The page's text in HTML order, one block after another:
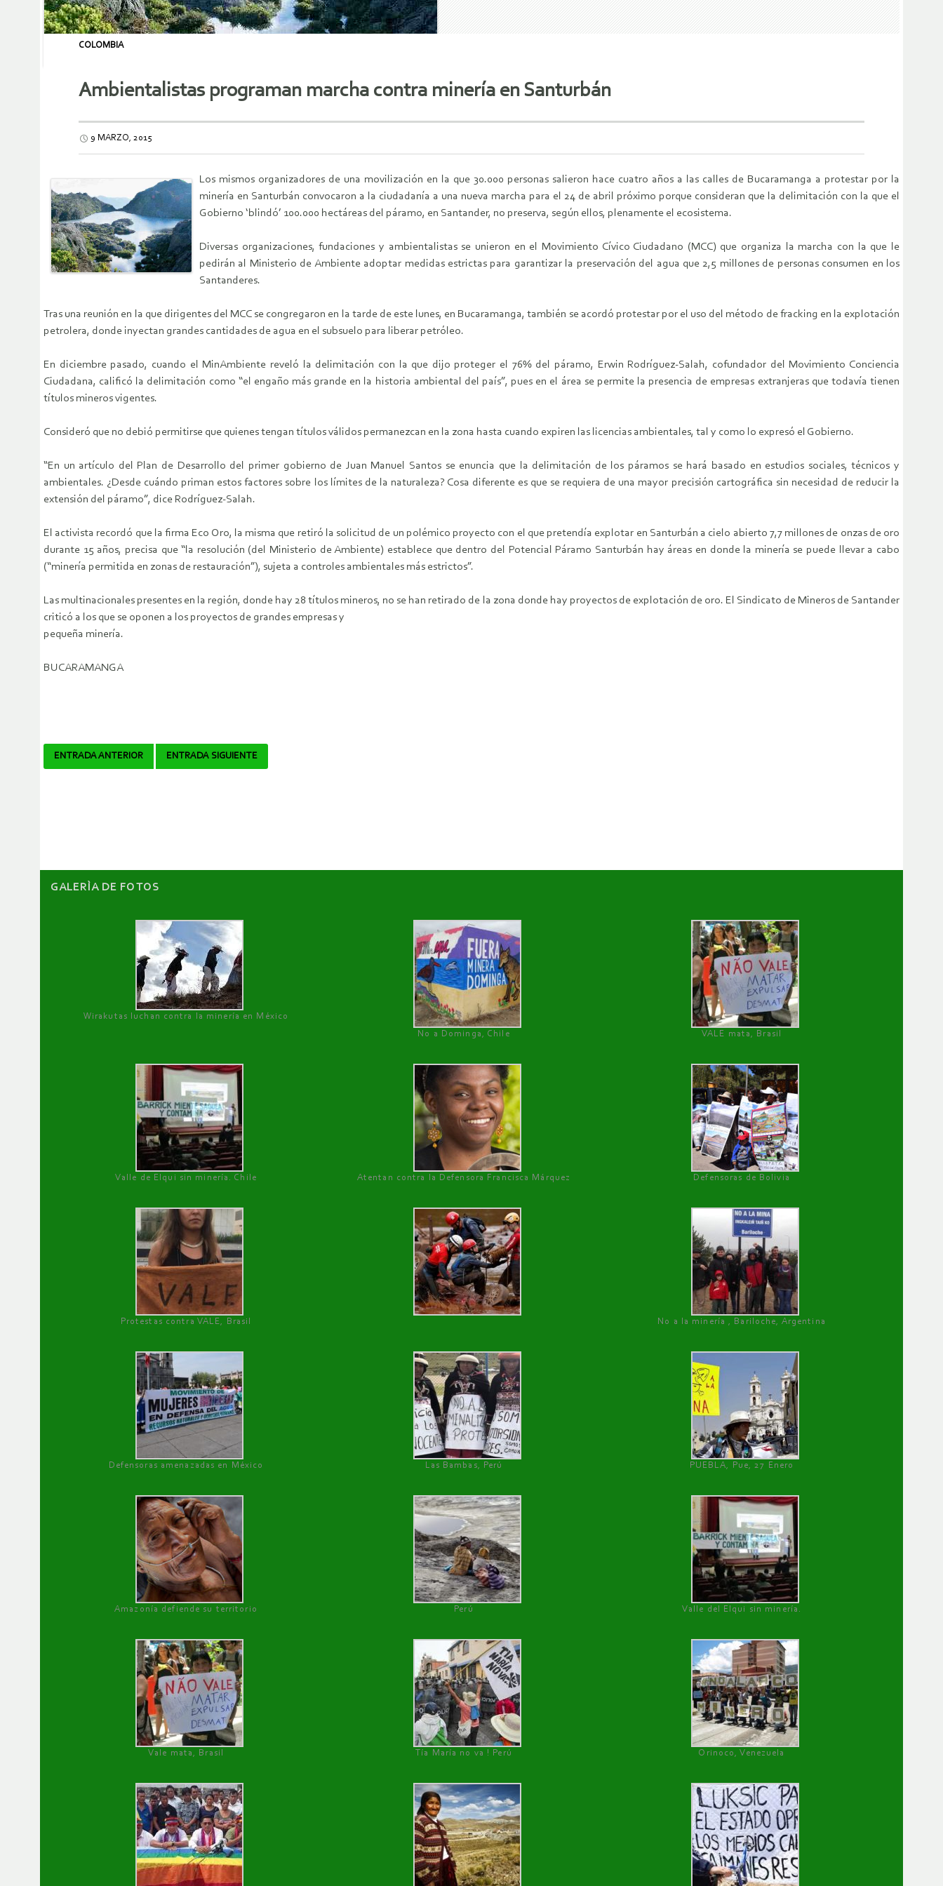
COLOMBIA
Ambientalistas programan marcha contra minería en Santurbán
9 MARZO, 2015
Los mismos organizadores de una movilización en la que 30.000 personas salieron hace cuatro años a las calles de Bucaramanga a protestar por la
minería en Santurbán convocaron a la ciudadanía a una nueva marcha para el 24 de abril próximo porque consideran que la delimitación con la que el
Gobierno ‘blindó’ 100.000 hectáreas del páramo, en Santander, no preserva, según ellos, plenamente el ecosistema.
Diversas organizaciones, fundaciones y ambientalistas se unieron en el Movimiento Cívico Ciudadano (MCC) que organiza la marcha con la que le
pedirán al Ministerio de Ambiente adoptar medidas estrictas para garantizar la preservación del agua que 2,5 millones de personas consumen en los
Santanderes.
Tras una reunión en la que dirigentes del MCC se congregaron en la tarde de este lunes, en Bucaramanga, también se acordó protestar por el uso del método de fracking en la explotación
petrolera, donde inyectan grandes cantidades de agua en el subsuelo para liberar petróleo.
En diciembre pasado, cuando el MinAmbiente reveló la delimitación con la que dijo proteger el 76% del páramo, Erwin Rodríguez-Salah, cofundador del Movimiento Conciencia
Ciudadana, calificó la delimitación como “el engaño más grande en la historia ambiental del país”, pues en el área se permite la presencia de empresas extranjeras que todavía tienen
títulos mineros vigentes.
Consideró que no debió permitirse que quienes tengan títulos válidos permanezcan en la zona hasta cuando expiren las licencias ambientales, tal y como lo expresó el Gobierno.
“En un artículo del Plan de Desarrollo del primer gobierno de Juan Manuel Santos se enuncia que la delimitación de los páramos se hará basado en estudios sociales, técnicos y
ambientales. ¿Desde cuándo priman estos factores sobre los límites de la naturaleza? Cosa diferente es que se requiera de una mayor precisión cartográfica sin necesidad de reducir la
extensión del páramo”, dice Rodríguez-Salah.
El activista recordó que la firma Eco Oro, la misma que retiró la solicitud de un polémico proyecto con el que pretendía explotar en Santurbán a cielo abierto 7,7 millones de onzas de oro
durante 15 años, precisa que “la resolución (del Ministerio de Ambiente) establece que dentro del Potencial Páramo Santurbán hay áreas en donde la minería se puede llevar a cabo
(“minería permitida en zonas de restauración”), sujeta a controles ambientales más estrictos”.
Las multinacionales presentes en la región, donde hay 28 títulos mineros, no se han retirado de la zona donde hay proyectos de explotación de oro. El Sindicato de Mineros de Santander
criticó a los que se oponen a los proyectos de grandes empresas y
pequeña minería.
BUCARAMANGA
Navegador
ENTRADA ANTERIOR ENTRADA SIGUIENTE
GALERÌA DE FOTOS
Wirakutas luchan contra la minería en México
No a Dominga, Chile
VALE mata, Brasil
Valle de Elqui sin minería. Chile Atentan contra la Defensora Francisca Márquez Defensoras de Bolivia
Protestas contra VALE, Brasil No a la minería , Bariloche, Argentina
Defensoras amenazadas en México Las Bambas, Perú PUEBLA, Pue, 27 Enero
Amazonía defiende su territorio Perú Valle del Elqui sin minería.
Vale mata, Brasil Tía María no va ! Perú Orinoco, Venezuela